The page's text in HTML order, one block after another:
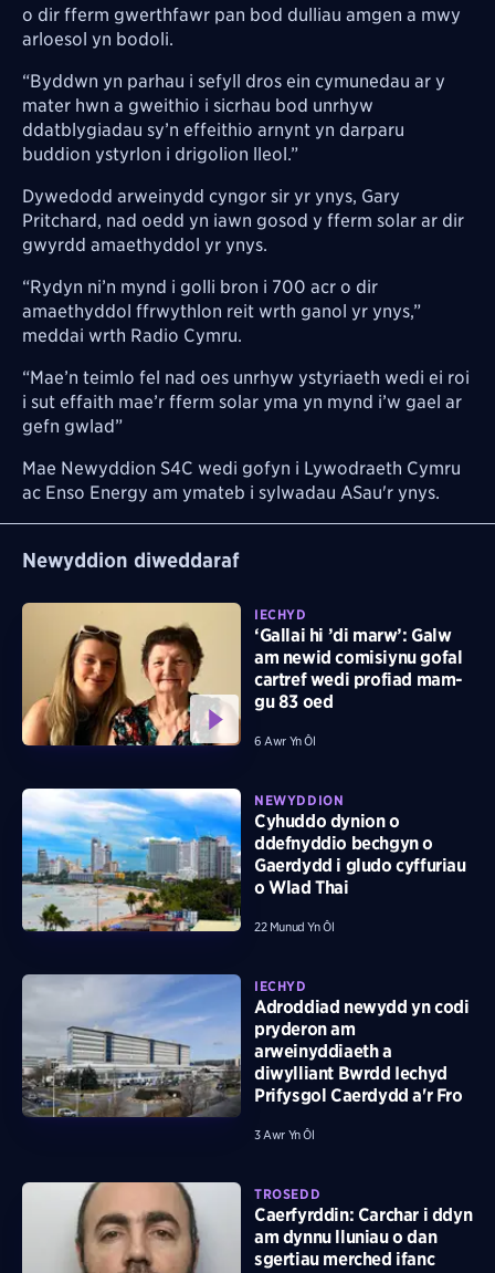
o dir fferm gwerthfawr pan bod dulliau amgen a mwy
arloesol yn bodoli.
“Byddwn yn parhau i sefyll dros ein cymunedau ar y
mater hwn a gweithio i sicrhau bod unrhyw
ddatblygiadau sy’n effeithio arnynt yn darparu
buddion ystyrlon i drigolion lleol.”
Dywedodd arweinydd cyngor sir yr ynys, Gary
Pritchard, nad oedd yn iawn gosod y fferm solar ar dir
gwyrdd amaethyddol yr ynys.
“Rydyn ni’n mynd i golli bron i 700 acr o dir
amaethyddol ffrwythlon reit wrth ganol yr ynys,”
meddai wrth Radio Cymru.
“Mae’n teimlo fel nad oes unrhyw ystyriaeth wedi ei roi
i sut effaith mae’r fferm solar yma yn mynd i’w gael ar
gefn gwlad”
Mae Newyddion S4C wedi gofyn i Lywodraeth Cymru
ac Enso Energy am ymateb i sylwadau ASau'r ynys.
Newyddion diweddaraf
IECHYD
‘Gallai hi ’di marw’: Galw
am newid comisiynu gofal
cartref wedi profiad mam-
gu 83 oed
6 Awr Yn Ôl
NEWYDDION
Cyhuddo dynion o
ddefnyddio bechgyn o
Gaerdydd i gludo cyffuriau
o Wlad Thai
22 Munud Yn Ôl
IECHYD
Adroddiad newydd yn codi
pryderon am
arweinyddiaeth a
diwylliant Bwrdd Iechyd
Prifysgol Caerdydd a'r Fro
3 Awr Yn Ôl
TROSEDD
Caerfyrddin: Carchar i ddyn
am dynnu lluniau o dan
sgertiau merched ifanc